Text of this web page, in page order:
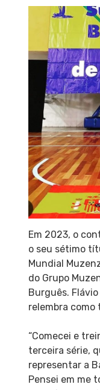
Em 2023, o
o seu sétimo
Mundial
do Grupo
Burguês.
relembra como
“Comecei e
terceira série,
representar a
Pensei em me